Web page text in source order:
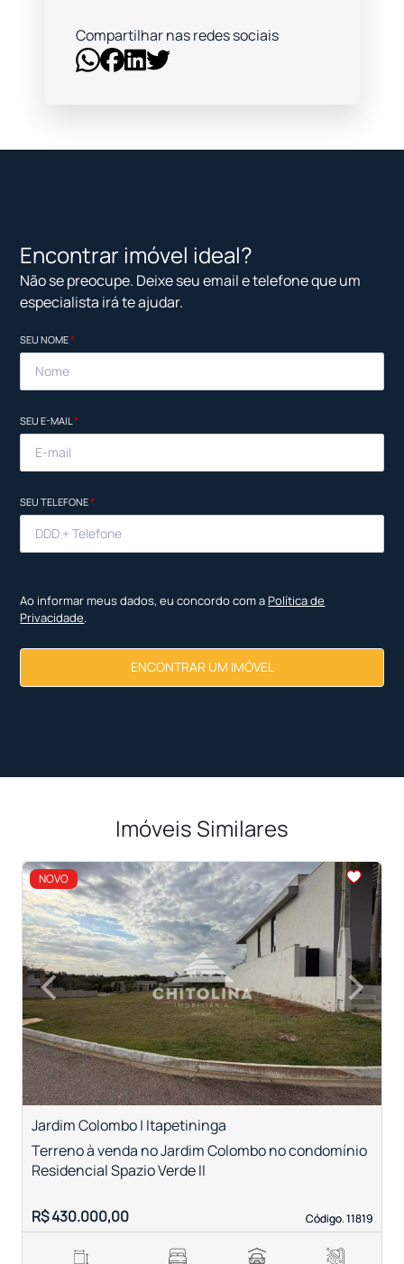
Compartilhar nas redes sociais
Encontrar imóvel ideal?
Não se preocupe. Deixe seu email e telefone que um
especialista irá te ajudar.
SEU NOME*
SEU E-MAIL*
SEU TELEFONE*
Ao informar meus dados, eu concordo com a Política de
Privacidade.
ENCONTRAR UM IMÓVEL
Imóveis Similares
NOVO
<<<<
‹Previous ›
Next
Jardim Colombo | Itapetininga
Código. 11819
Código. 11819
Terreno à venda no Jardim Colombo no condomínio
Residencial Spazio Verde II
R$ 430.000,00